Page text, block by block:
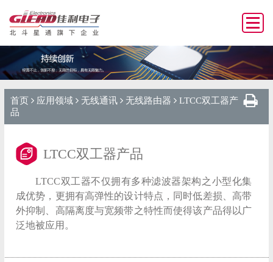
首页 应用领域 无线通讯 无线路由器
LTCC双工器产
品
LTCC双工器产品
LTCC双工器不仅拥有多种滤波器架构之小型化集
成优势，更拥有高弹性的设计特点，同时低差损、高带
外抑制、高隔离度与宽频带之特性而使得该产品得以广
泛地被应用。